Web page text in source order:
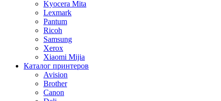
Kyocera Mita
Lexmark
Pantum
Ricoh
Samsung
Xerox
Xiaomi Mijia
Каталог принтеров
Avision
Brother
Canon